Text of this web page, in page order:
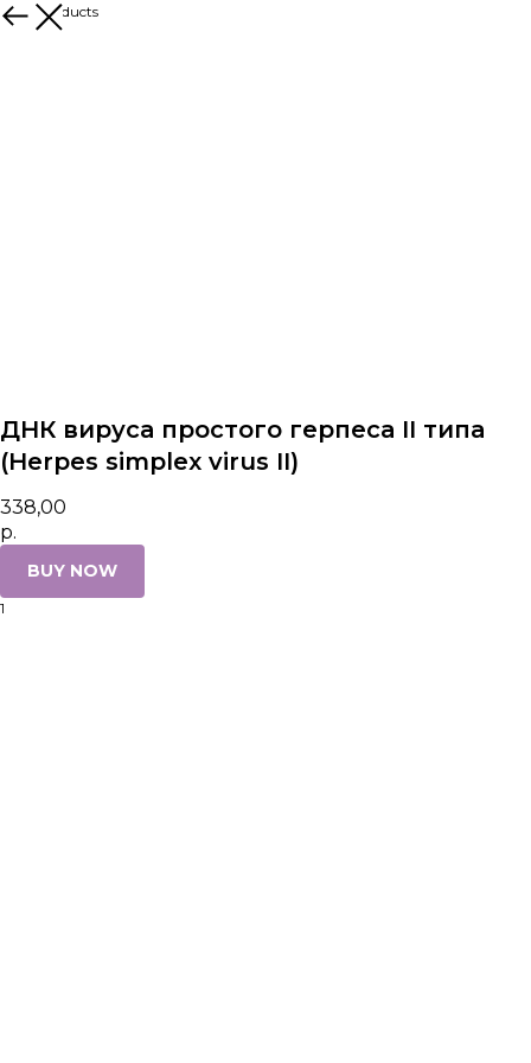
More products
ДНК вируса простого герпеса II типа
(Herpes simplex virus II)
338,00
р.
BUY NOW
1